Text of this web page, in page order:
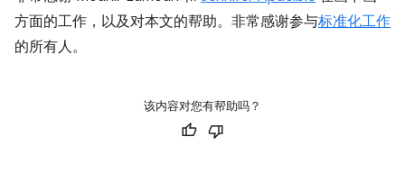
方面的工作，以及对本文的帮助。非常感谢参与标准化工作
的所有人。
该内容对您有帮助吗？